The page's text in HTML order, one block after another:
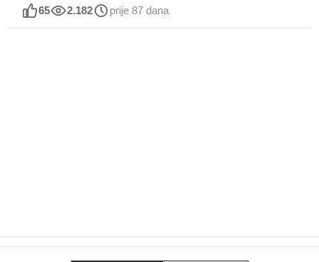
65 2.182 prije 87 dana